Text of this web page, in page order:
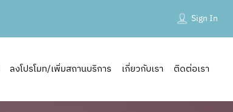
Sign In
ลงโปรโมท/เพิ่มสถานบริการ เกี่ยวกับเรา ติดต่อเรา